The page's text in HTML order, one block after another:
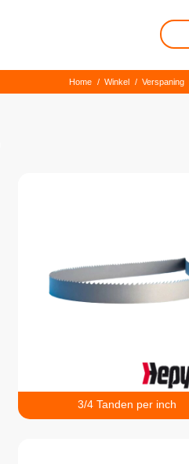
Home / Winkel / Verspaning
3/4 Tanden per inch